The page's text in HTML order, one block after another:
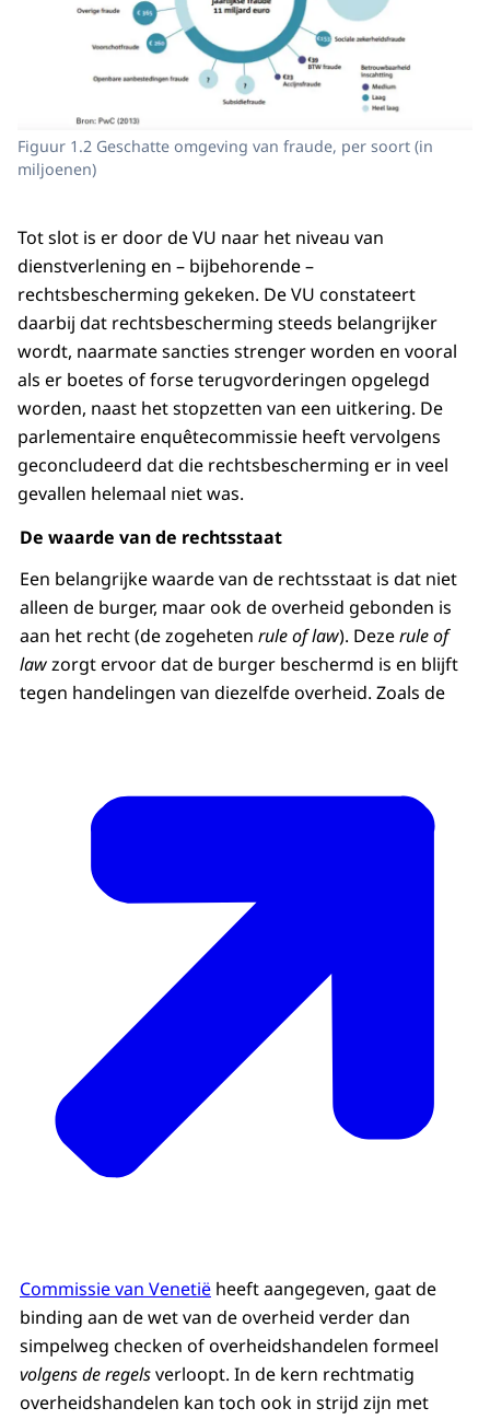
Figuur 1.2 Geschatte omgeving van fraude, per soort (in
miljoenen)
Tot slot is er door de VU naar het niveau van
dienstverlening en – bijbehorende –
rechtsbescherming gekeken. De VU constateert
daarbij dat rechtsbescherming steeds belangrijker
wordt, naarmate sancties strenger worden en vooral
als er boetes of forse terugvorderingen opgelegd
worden, naast het stopzetten van een uitkering. De
parlementaire enquêtecommissie heeft vervolgens
geconcludeerd dat die rechtsbescherming er in veel
gevallen helemaal niet was.
De waarde van de rechtsstaat
Een belangrijke waarde van de rechtsstaat is dat niet
alleen de burger, maar ook de overheid gebonden is
aan het recht (de zogeheten rule of law). Dezerule of
lawzorgt ervoor dat de burger beschermd is en blijft
tegen handelingen van diezelfde overheid. Zoals de
Commissie van Venetië heeft aangegeven, gaat de
binding aan de wet van de overheid verder dan
simpelweg checken of overheidshandelen formeel
volgens de regelsverloopt. In de kern rechtmatig
overheidshandelen kan toch ook in strijd zijn met